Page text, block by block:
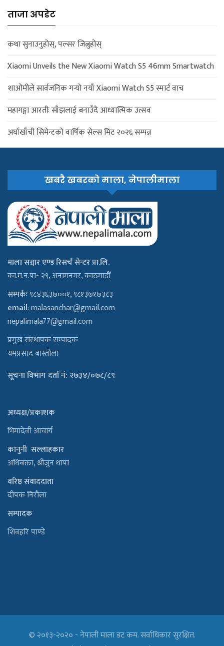
ताजा अपडेट
कथा सुनाउनुहोस्, पल्सर जित्नुहोस्
Xiaomi Unveils the New Xiaomi Watch S5 46mm Smartwatch
शाओमीले सार्वजनिक गर्‍यो नयाँ Xiaomi Watch S5 स्मार्ट वाच
महागङ्गा आरतीः साँझलाई बनाउँदै आध्यात्मिक उत्सव
अर्घाखाँची सिमेन्टको वार्षिक सेल्स मिट २०२६ सम्पन्न
खबरै खबरको माला, नेपालीमाला
माला सञ्चार एण्ड रिसर्च सेन्टर प्रा.लि.
का.म.न.पा- २९, अनामनगर, काठमाडौँ
सम्पर्कः९८४३६३७००१, ९८१३७१७३८३
email:malasanchar@gmail.com
nepalimala77@gmail.com
प्रमुख संस्थापक सम्पादक
यमप्रसाद बास्तोला
सूचना विभाग दर्ता नं: २७३४/०७८/८९
अध्यक्ष/प्रकाशक
भिमादेवी आचार्य
कानुनी सल्लाहकार
अधिबक्ता, श्रीजुन थापा
वरिष्ठ संवाददाता
दीपक निरौला
सम्पादक
शिवहरि पाण्डे
© २०१३-२०२० - नेपाली माला डट कम. सर्वाधिकार सुरक्षित.